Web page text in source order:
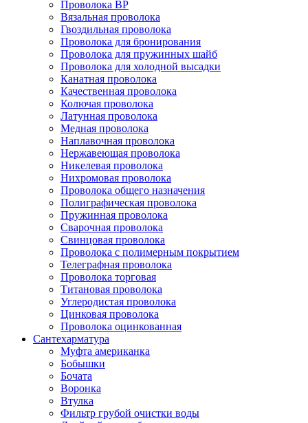
Проволока ВР
Вязальная проволока
Гвоздильная проволока
Проволока для бронирования
Проволока для пружинных шайб
Проволока для холодной высадки
Канатная проволока
Качественная проволока
Колючая проволока
Латунная проволока
Медная проволока
Наплавочная проволока
Нержавеющая проволока
Никелевая проволока
Нихромовая проволока
Проволока общего назначения
Полиграфическая проволока
Пружинная проволока
Сварочная проволока
Свинцовая проволока
Проволока с полимерным покрытием
Телеграфная проволока
Проволока торговая
Титановая проволока
Углеродистая проволока
Цинковая проволока
Проволока оцинкованная
Сантехарматура
Муфта американка
Бобышки
Бочата
Воронка
Втулка
Фильтр грубой очистки воды